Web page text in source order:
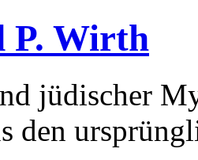
P. Wirth
jüdischer
den